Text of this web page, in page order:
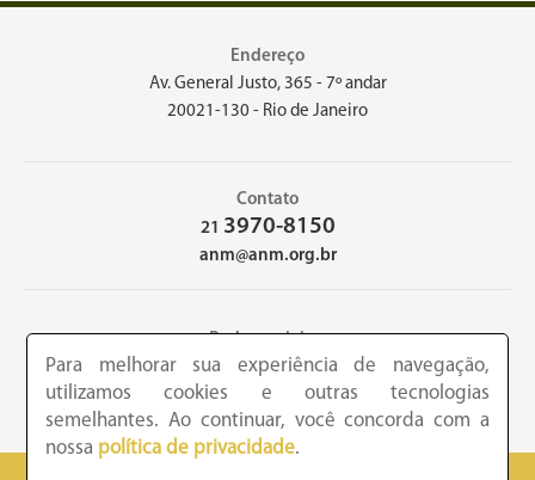
Endereço
Av. General Justo, 365 - 7º andar
20021-130 - Rio de Janeiro
Contato
21 3970-8150
anm@anm.org.br
Redes sociais
Para melhorar sua experiência de navegação,
utilizamos cookies e outras tecnologias
semelhantes. Ao continuar, você concorda com a
nossa política de privacidade.